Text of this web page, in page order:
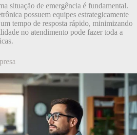
situação de emergência é fundamental.
possuem equipes estrategicamente
tempo de resposta rápido, minimizando
no atendimento pode fazer toda a